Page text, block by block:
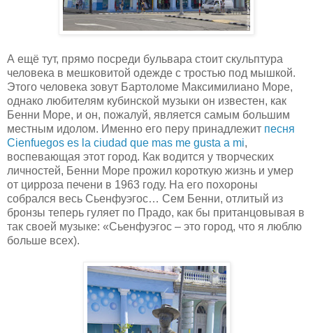
А ещё тут, прямо посреди бульвара стоит скульптура
человека в мешковитой одежде с тростью под мышкой.
Этого человека зовут Бартоломе Максимилиано Море,
однако любителям кубинской музыки он известен, как
Бенни Море, и он, пожалуй, является самым большим
местным идолом. Именно его перу принадлежит песня
Cienfuegos es la ciudad que mas me gusta a mi,
воспевающая этот город. Как водится у творческих
личностей, Бенни Море прожил короткую жизнь и умер
от цирроза печени в 1963 году. На его похороны
собрался весь Сьенфуэгос… Сем Бенни, отлитый из
бронзы теперь гуляет по Прадо, как бы пританцовывая в
так своей музыке: «Сьенфуэгос – это город, что я люблю
больше всех).